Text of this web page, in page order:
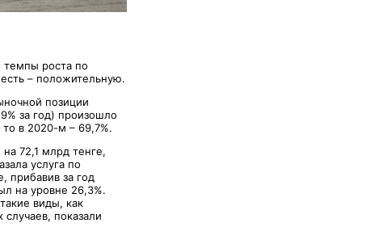
темпы роста по
– положительную.
позиции
за год) произошло
то в 2020-м – 69,7%.
72,1 млрд тенге,
услуга по
прибавив за год
на уровне 26,3%.
виды, как
случаев, показали